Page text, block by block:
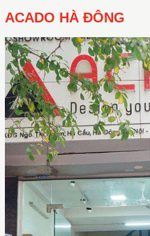
ACADO HÀ ĐÔNG